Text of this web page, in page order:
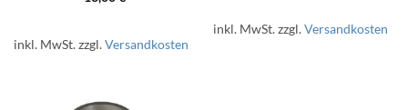
inkl. MwSt.zzgl.Versandkosten
inkl. MwSt.zzgl.Versandkosten